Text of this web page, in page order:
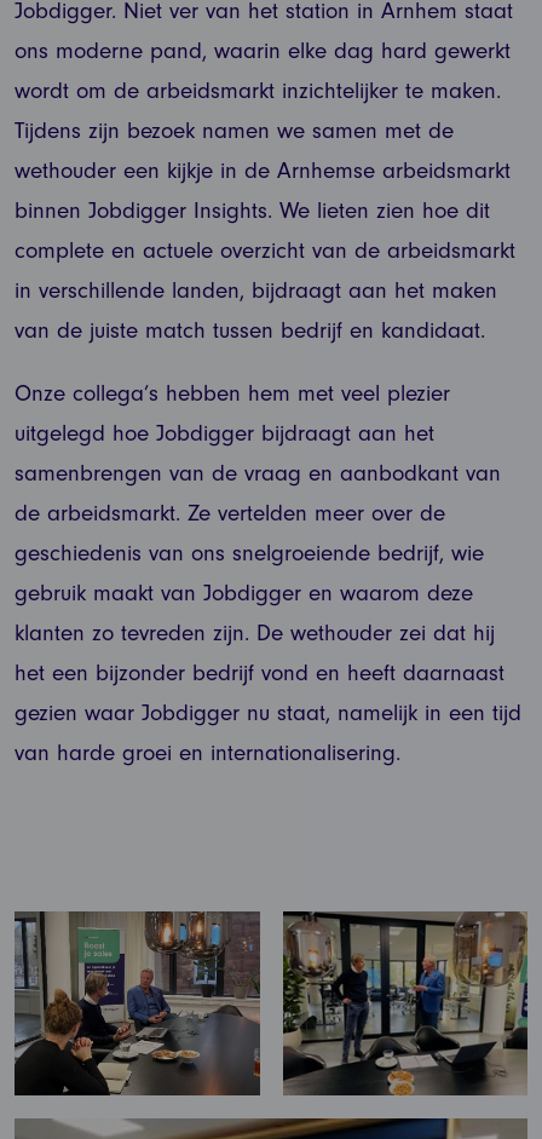
Jobdigger. Niet ver van het station in Arnhem staat
ons moderne pand, waarin elke dag hard gewerkt
wordt om de arbeidsmarkt inzichtelijker te maken.
Tijdens zijn bezoek namen we samen met de
wethouder een kijkje in de Arnhemse arbeidsmarkt
binnen Jobdigger Insights. We lieten zien hoe dit
complete en actuele overzicht van de arbeidsmarkt
in verschillende landen, bijdraagt aan het maken
van de juiste match tussen bedrijf en kandidaat.
Onze collega’s hebben hem met veel plezier
uitgelegd hoe Jobdigger bijdraagt aan het
samenbrengen van de vraag en aanbodkant van
de arbeidsmarkt. Ze vertelden meer over de
geschiedenis van ons snelgroeiende bedrijf, wie
gebruik maakt van Jobdigger en waarom deze
klanten zo tevreden zijn. De wethouder zei dat hij
het een bijzonder bedrijf vond en heeft daarnaast
gezien waar Jobdigger nu staat, namelijk in een tijd
van harde groei en internationalisering.